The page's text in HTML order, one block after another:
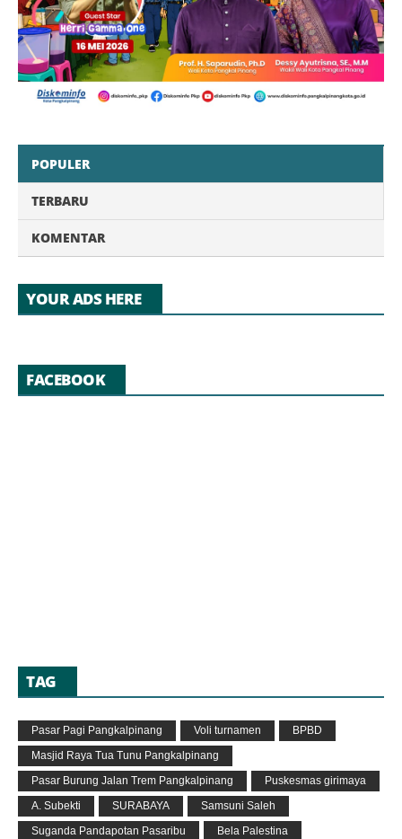
POPULER
TERBARU
KOMENTAR
YOUR ADS HERE
FACEBOOK
TAG
Pasar Pagi Pangkalpinang Voli turnamen
BPBD
Masjid Raya Tua Tunu Pangkalpinang
Pasar Burung Jalan Trem Pangkalpinang
Puskesmas girimaya
A. Subekti
SURABAYA
Samsuni Saleh
Suganda Pandapotan Pasaribu
Bela Palestina